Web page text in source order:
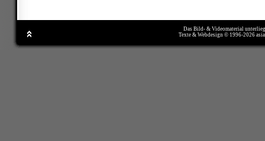
Das Bild- & Videomaterial
Texte & Webdesign © 1996-2026